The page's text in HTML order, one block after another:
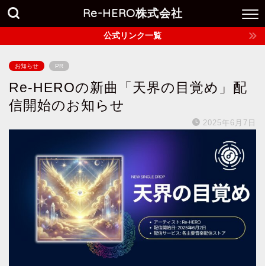
Re-HERO株式会社
公式リンク一覧
お知らせ PR
Re-HEROの新曲「天界の目覚め」配
信開始のお知らせ
2025年6月7日